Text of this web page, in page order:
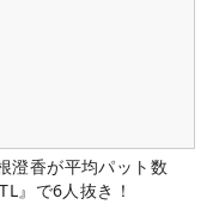
澄香が平均パット数
』で6人抜き！